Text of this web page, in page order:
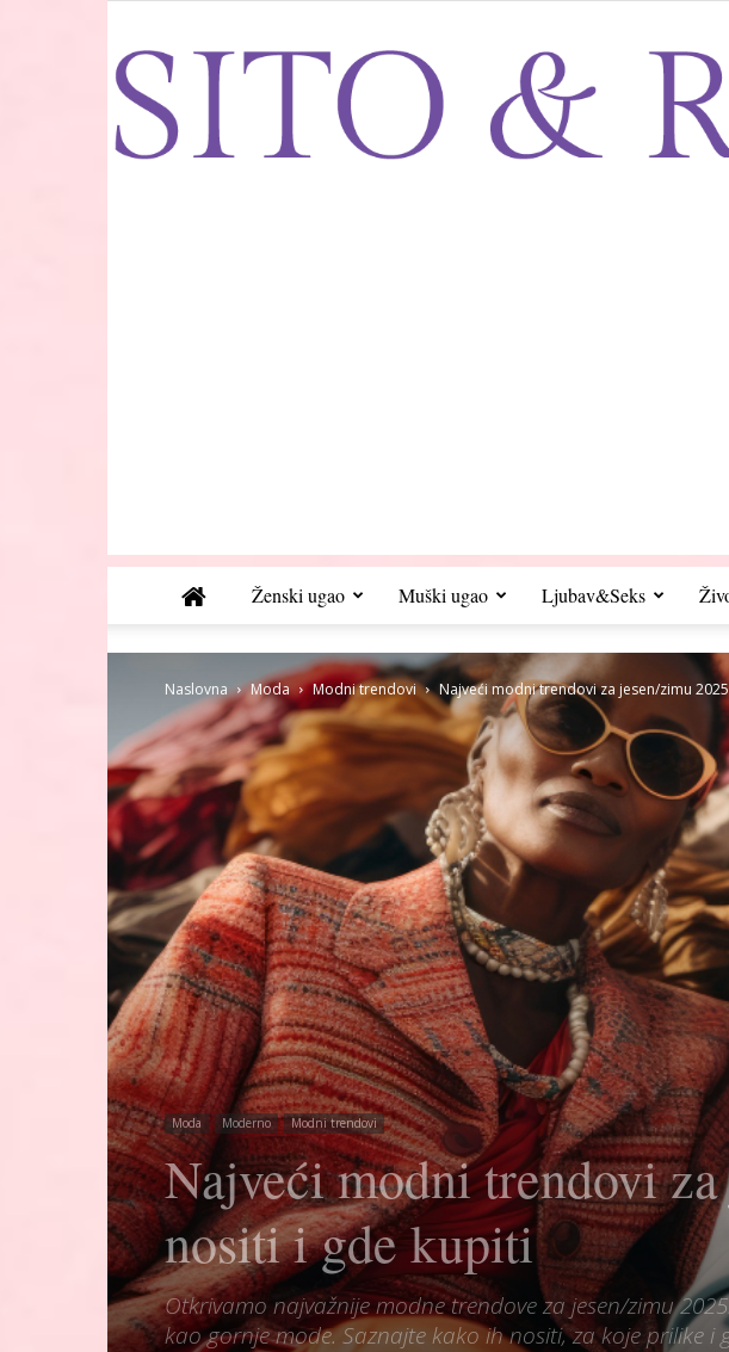
Ženski ugao Muški ugao Ljubav&Seks
Naslovna Moda Modni trendovi Najveći modni trendovi za jesen/zimu
Moda Moderno Modni trendovi
Najveći modni trendovi
nositi i gde kupiti
Otkrivamo najvažnije modne trendove za jesen/zimu
kao gornje mode. Saznajte kako ih nositi, za koje prilike